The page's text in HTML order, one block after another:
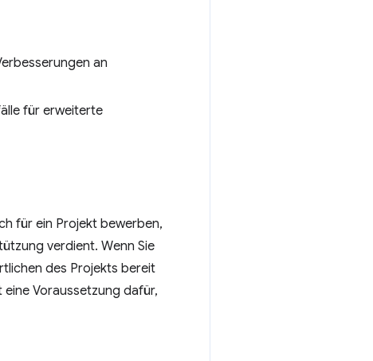
an
für erweiterte
für ein Projekt bewerben,
verdient. Wenn Sie
des Projekts bereit
eine Voraussetzung dafür,